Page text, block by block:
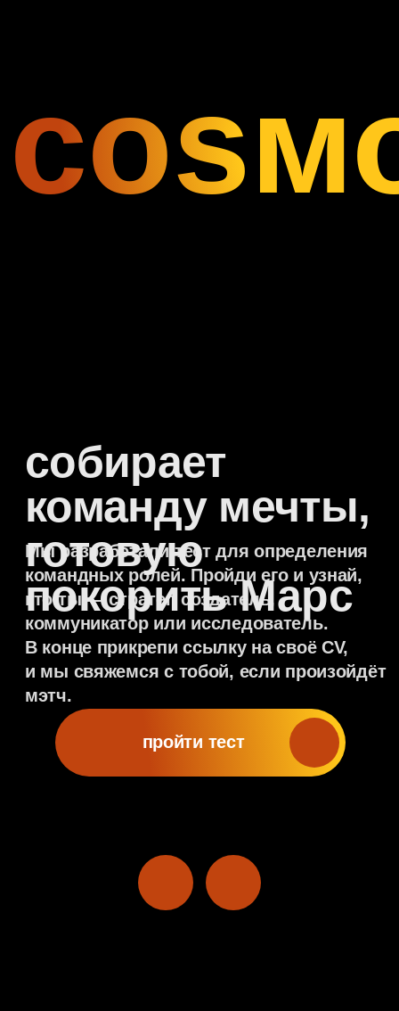
пройти тест
коммуникатор или исследователь.
В конце прикрепи ссылку на своё CV,
и мы свяжемся с тобой, если произойдёт
мэтч.